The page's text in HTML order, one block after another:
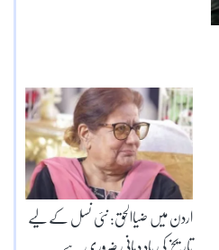
اردن میں ضیاالحق: نئی نسل کے لیے
تاریخ کی یاد دہانی ضروری ہے